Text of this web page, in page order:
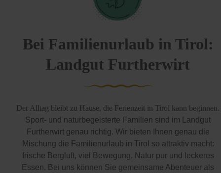
Bei Familienurlaub in Tirol:
Landgut Furtherwirt
Der Alltag bleibt zu Hause, die Ferienzeit in Tirol kann beginnen.
Sport- und naturbegeisterte Familien sind im Landgut
Furtherwirt genau richtig. Wir bieten Ihnen genau die
Mischung die Familienurlaub in Tirol so attraktiv macht:
frische Bergluft, viel Bewegung, Natur pur und leckeres
Essen. Bei uns können Sie gemeinsame Abenteuer als